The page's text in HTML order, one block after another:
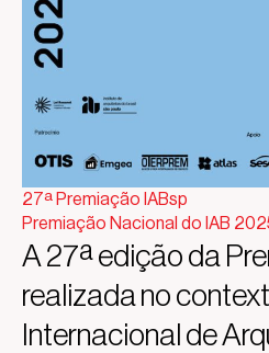
27ª Premiação IABsp
Premiação Nacional do IAB
A 27ª edição da
realizada no
Internacional de